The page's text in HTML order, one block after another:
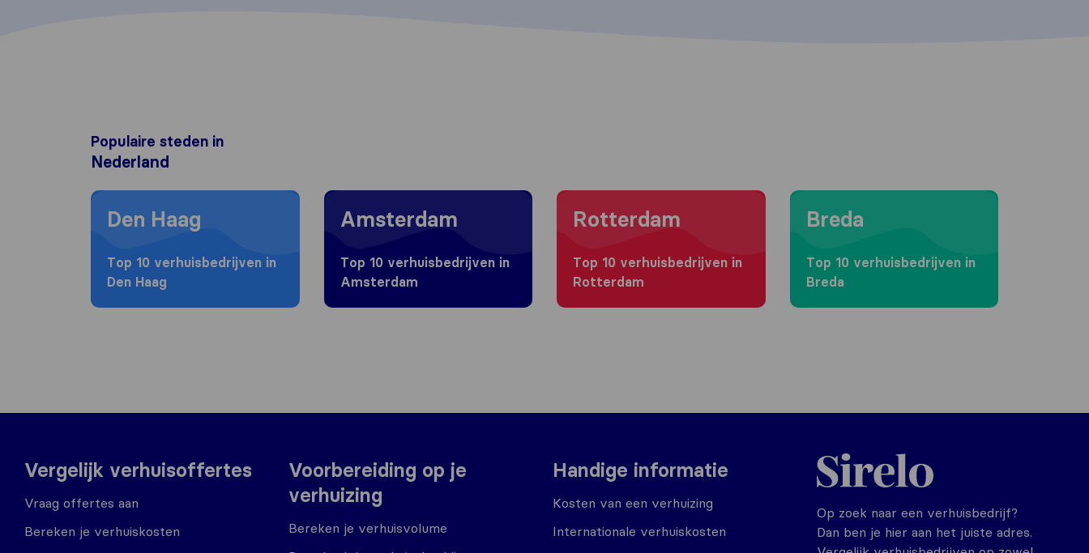
Populaire steden in
Nederland
Moving to Den Haag
Den Haag
Top 10 verhuisbedrijven in
Den Haag
Moving to Amsterdam
Amsterdam
Top 10 verhuisbedrijven in
Amsterdam
Moving to Rotterdam
Rotterdam
Top 10 verhuisbedrijven in
Rotterdam
Moving to Breda
Breda
Top 10 verhuisbedrijven in
Breda
Vergelijk verhuisoffertes
Vraag offertes aan
Bereken je verhuiskosten
Voorbereiding op je
verhuizing
Bereken je verhuisvolume
Handige informatie
Kosten van een verhuizing
Internationale verhuiskosten
Sirelo.nl
Op zoek naar een verhuisbedrijf?
Dan ben je hier aan het juiste adres.